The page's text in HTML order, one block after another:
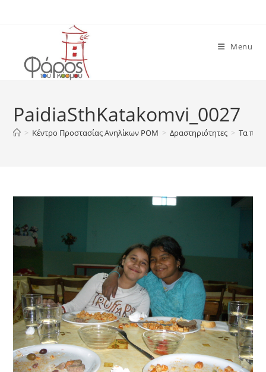
Menu
PaidiaSthKatakomvi_0027
> Κέντρο Προστασίας Ανηλίκων ΡΟΜ > Δραστηριότητες > Τα